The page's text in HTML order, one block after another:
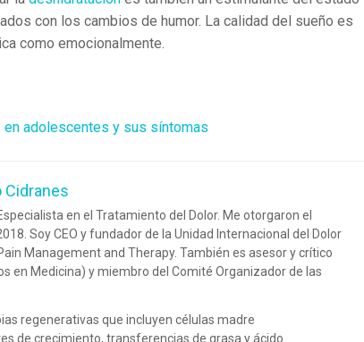
con los cambios de humor. La calidad del sueño es
como emocionalmente.
adolescentes y sus síntomas
Cidranes
en el Tratamiento del Dolor. Me otorgaron el
Soy CEO y fundador de la Unidad Internacional del Dolor
Management and Therapy. También es asesor y crítico
en Medicina) y miembro del Comité Organizador de las
regenerativas que incluyen células madre
de crecimiento, transferencias de grasa y ácido